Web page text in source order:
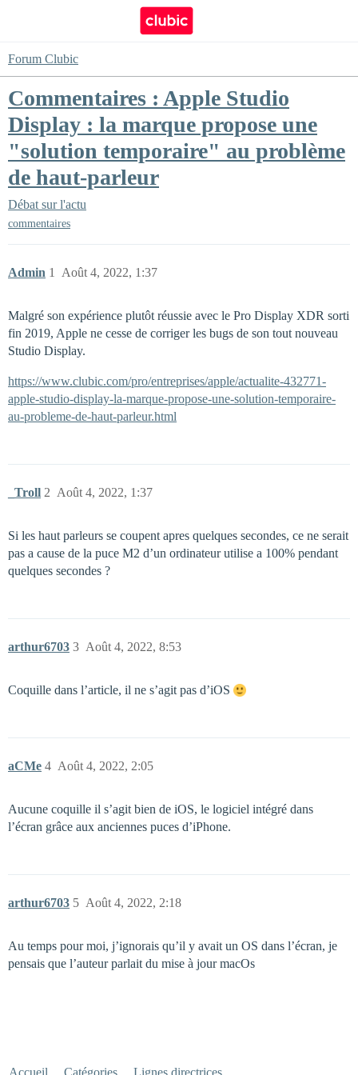
Forum Clubic
Commentaires : Apple Studio
Display : la marque propose une
"solution temporaire" au problème
de haut-parleur
Débat sur l'actu
commentaires
Admin Août 4, 2022, 1:37
1
Malgré son expérience plutôt réussie avec le Pro Display XDR sorti
fin 2019, Apple ne cesse de corriger les bugs de son tout nouveau
Studio Display.
https://www.clubic.com/pro/entreprises/apple/actualite-432771-
apple-studio-display-la-marque-propose-une-solution-temporaire-
au-probleme-de-haut-parleur.html
_Troll Août 4, 2022, 1:37
2
Si les haut parleurs se coupent apres quelques secondes, ce ne serait
pas a cause de la puce M2 d’un ordinateur utilise a 100% pendant
quelques secondes ?
arthur6703 Août 4, 2022, 8:53
3
Coquille dans l’article, il ne s’agit pas d’iOS
aCMe Août 4, 2022, 2:05
4
Aucune coquille il s’agit bien de iOS, le logiciel intégré dans
l’écran grâce aux anciennes puces d’iPhone.
arthur6703 Août 4, 2022, 2:18
5
Au temps pour moi, j’ignorais qu’il y avait un OS dans l’écran, je
pensais que l’auteur parlait du mise à jour macOs